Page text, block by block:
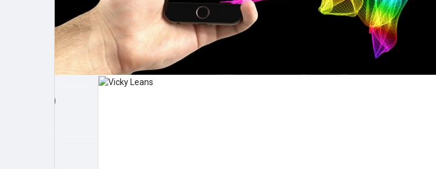
Esplorare
Post popolari Giochi